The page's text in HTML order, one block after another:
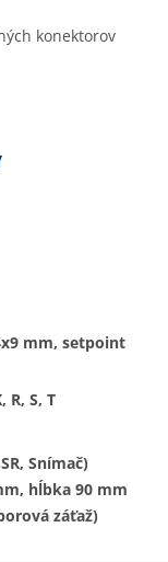
konektorov
mm, setpoint
R, S, T
Snímač)
hĺbka 90 mm
záťaž)